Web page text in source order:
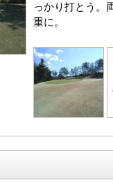
っかり打とう。
重に。